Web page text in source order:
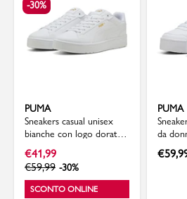
-30%
PUMA
Sneakers casual unisex
bianche con logo dorato
Puma Court Classico
€41,99
€59,99 -30%
SCONTO ONLINE
PUMA
da
Court
€